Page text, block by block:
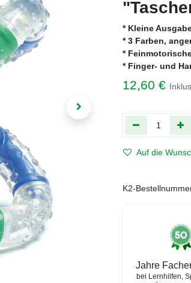
* Kleine
* 3 Farben,
*
* Finger- und
12,60 €
Auf die
K2-
Jahre
bei Lernhilfen,